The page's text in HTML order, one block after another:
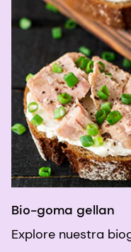
Bio-goma gellan
Explore nuestra